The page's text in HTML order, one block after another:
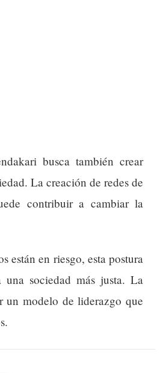
busca también crear
La creación de redes de
contribuir a cambiar la
están en riesgo, esta postura
sociedad más justa. La
un modelo de liderazgo que